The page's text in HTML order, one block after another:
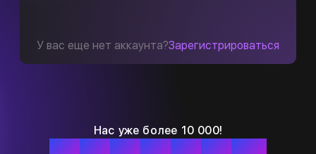
Нас уже более 10 000!
У вас еще нет аккаунта?Зарегистрироваться